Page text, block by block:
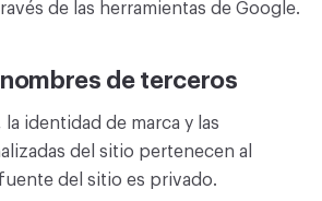
de las herramientas de Google.
de terceros
identidad de marca y las
del sitio pertenecen al
del sitio es privado.